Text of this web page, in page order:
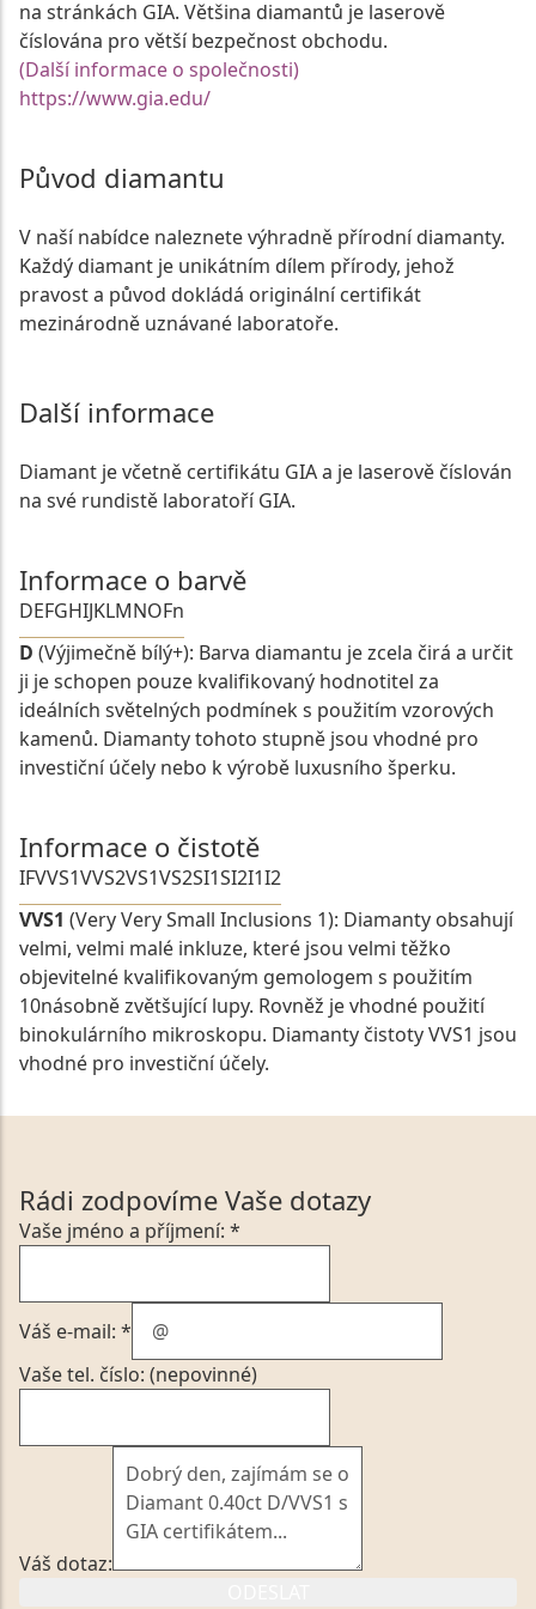
na stránkách GIA. Většina diamantů je laserově
číslována pro větší bezpečnost obchodu.
(Další informace o společnosti)
https://www.gia.edu/
Původ diamantu
V naší nabídce naleznete výhradně přírodní diamanty.
Každý diamant je unikátním dílem přírody, jehož
pravost a původ dokládá originální certifikát
mezinárodně uznávané laboratoře.
Další informace
Diamant je včetně certifikátu GIA a je laserově číslován
na své rundistě laboratoří GIA.
Informace o barvě
DEFGHIJKLMNOFn
D (Výjimečně bílý+): Barva diamantu je zcela čirá a určit
ji je schopen pouze kvalifikovaný hodnotitel za
ideálních světelných podmínek s použitím vzorových
kamenů. Diamanty tohoto stupně jsou vhodné pro
investiční účely nebo k výrobě luxusního šperku.
Informace o čistotě
IFVVS1VVS2VS1VS2SI1SI2I1I2
VVS1 (Very Very Small Inclusions 1): Diamanty obsahují
velmi, velmi malé inkluze, které jsou velmi těžko
objevitelné kvalifikovaným gemologem s použitím
10násobně zvětšující lupy. Rovněž je vhodné použití
binokulárního mikroskopu. Diamanty čistoty VVS1 jsou
vhodné pro investiční účely.
Rádi zodpovíme Vaše dotazy
Vaše jméno a příjmení: *
Váš e-mail: *
Vaše tel. číslo: (nepovinné)
Váš dotaz: